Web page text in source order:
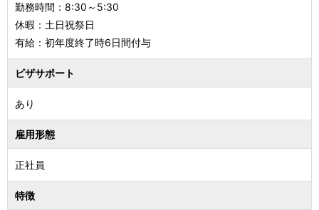
勤務時間：8:30～5:30
休暇：土日祝祭日
有給：初年度終了時6日間付与
ビザサポート
あり
雇用形態
正社員
特徴